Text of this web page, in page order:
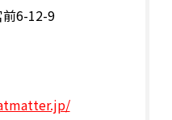
6-12-9